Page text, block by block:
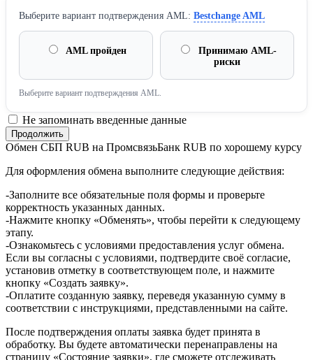
Выберите вариант подтверждения AML: Bestchange AML
AML пройден
Принимаю AML-
риски
Выберите вариант подтверждения AML.
Не запоминать введенные данные
Обмен СБП RUB на ПромсвязьБанк RUB по хорошему курсу
Для оформления обмена выполните следующие действия:
-Заполните все обязательные поля формы и проверьте
корректность указанных данных.
-Нажмите кнопку «Обменять», чтобы перейти к следующему
этапу.
-Ознакомьтесь с условиями предоставления услуг обмена.
Если вы согласны с условиями, подтвердите своё согласие,
установив отметку в соответствующем поле, и нажмите
кнопку «Создать заявку».
-Оплатите созданную заявку, переведя указанную сумму в
соответствии с инструкциями, представленными на сайте.
После подтверждения оплаты заявка будет принята в
обработку. Вы будете автоматически перенаправлены на
страницу «Состояние заявки», где сможете отслеживать